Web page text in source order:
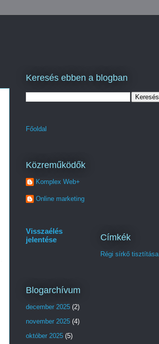
Keresés ebben a blogban
Főoldal
Közreműködők
Komplex Web+
Online marketing
Visszaélés
jelentése
Címkék
Régi sírkő tisztítása
Blogarchívum
december 2025 (2)
november 2025 (4)
október 2025 (5)